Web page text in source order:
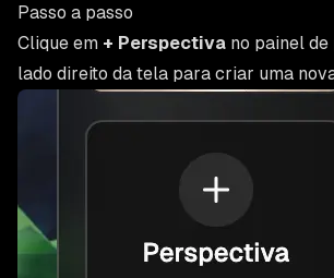
Passo a passo
Clique em + Perspectiva no painel
lado direito da tela para criar uma